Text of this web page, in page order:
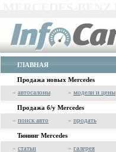
ГЛАВНАЯ
Продажа новых Mercedes
» автосалоны » модели и цены
Продажа б/у Mercedes
» поиск авто » продать
Тюнинг Mercedes
» статьи » галерея